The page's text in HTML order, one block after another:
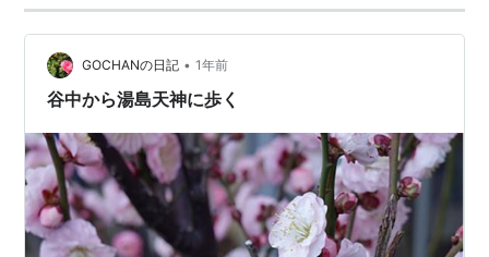
GOCHANの日記 • 1年前
谷中から湯島天神に歩く